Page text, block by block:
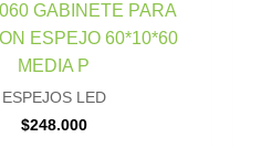
GABINETE PARA
ESPEJO 60*10*60
MEDIA P
ESPEJOS LED
$248.000